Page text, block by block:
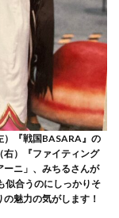
）『戦国BASARA』の
右）『ファイティング
ーニ」、みちるさんが
似合うのにしっかりそ
魅力の気がします！